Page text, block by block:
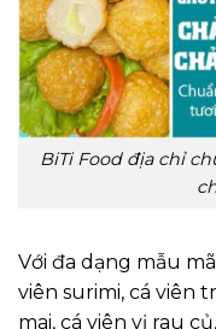
BiTi Food địa chỉ
Với đa dạng mẫu
viên surimi, cá viên
mai, cá viên vị rau